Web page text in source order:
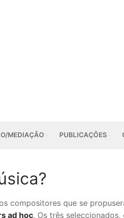
MEDIAÇÃO PUBLICAÇÕES
compositores que se
ad hoc. Os três